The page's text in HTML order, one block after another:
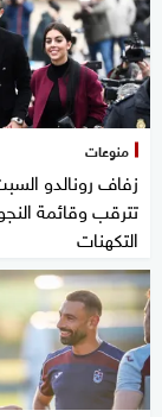
منوعات
زفاف رونالدو
تترقب وقائمة
التكهنات